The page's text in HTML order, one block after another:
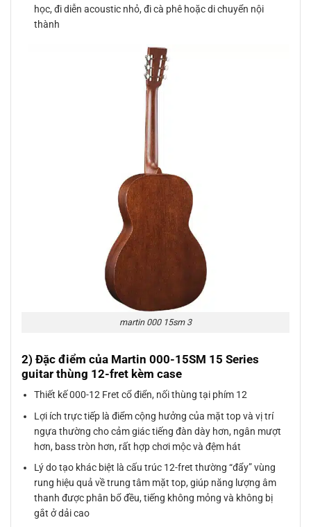
học, đi diễn acoustic nhỏ, đi cà phê hoặc di chuyển nội
thành
martin 000 15sm 3
2) Đặc điểm của Martin 000-15SM 15 Series
guitar thùng 12-fret kèm case
Thiết kế 000-12 Fret cổ điển, nối thùng tại phím 12
Lợi ích trực tiếp là điểm cộng hưởng của mặt top và vị trí
ngựa thường cho cảm giác tiếng đàn dày hơn, ngân mượt
hơn, bass tròn hơn, rất hợp chơi mộc và đệm hát
Lý do tạo khác biệt là cấu trúc 12-fret thường “đẩy” vùng
rung hiệu quả về trung tâm mặt top, giúp năng lượng âm
thanh được phân bổ đều, tiếng không mỏng và không bị
gắt ở dải cao